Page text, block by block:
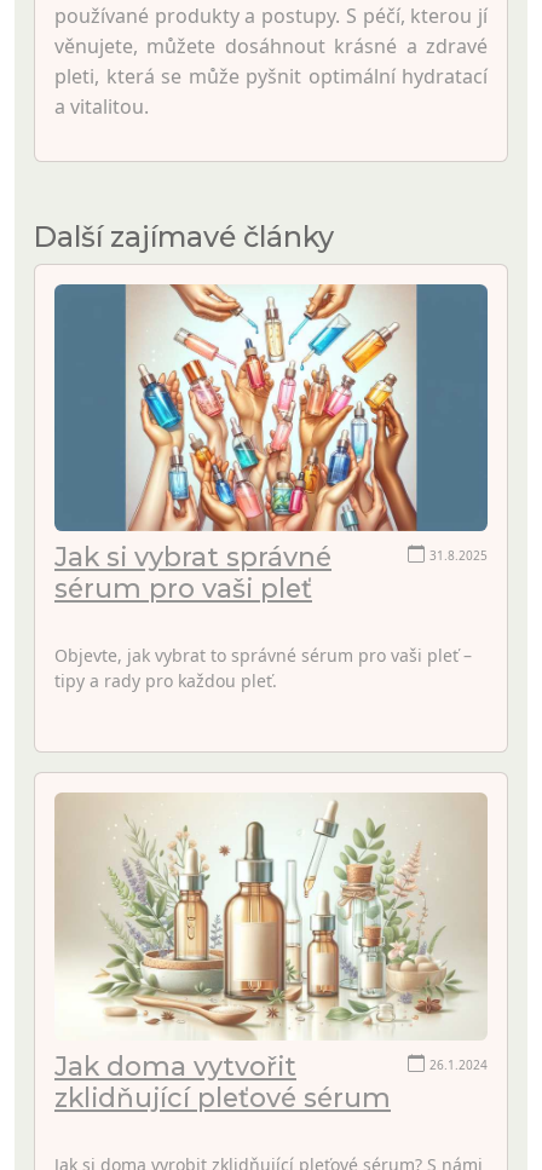
používané produkty a postupy. S péčí, kterou jí
věnujete, můžete dosáhnout krásné a zdravé
pleti, která se může pyšnit optimální hydratací
a vitalitou.
Další zajímavé články
31.8.2025
Jak si vybrat správné
sérum pro vaši pleť
Objevte, jak vybrat to správné sérum pro vaši pleť –
tipy a rady pro každou pleť.
26.1.2024
Jak doma vytvořit
zklidňující pleťové sérum
Jak si doma vyrobit zklidňující pleťové sérum? S námi